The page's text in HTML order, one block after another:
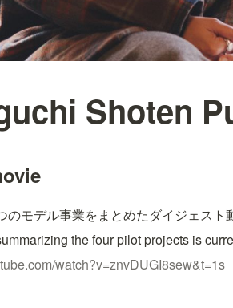
Shoten
のモデル事業をまとめたダイジェスト
the four pilot projects is
watch?v=znvDUGI8sew&t=1s